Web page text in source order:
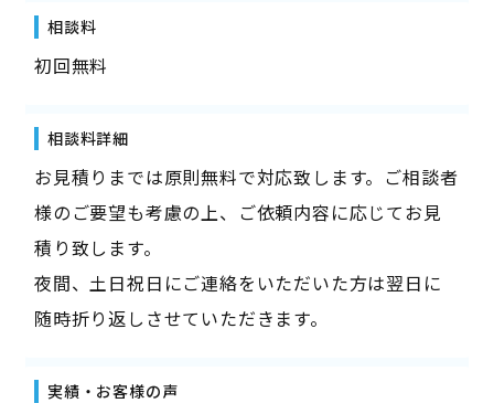
相談料
初回無料
相談料詳細
お見積りまでは原則無料で対応致します。ご相談者
様のご要望も考慮の上、ご依頼内容に応じてお見
積り致します。
夜間、土日祝日にご連絡をいただいた方は翌日に
随時折り返しさせていただきます。
実績・お客様の声